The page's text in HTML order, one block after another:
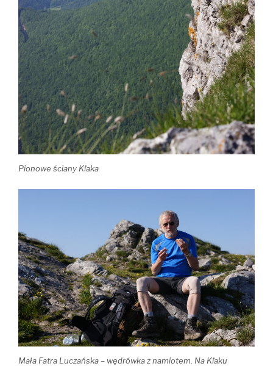
Pionowe ściany Kľaka
Mała Fatra Luczańska – wędrówka z namiotem. Na Kľaku